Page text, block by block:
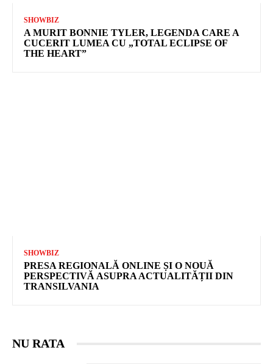
SHOWBIZ
A MURIT BONNIE TYLER, LEGENDA CARE A
CUCERIT LUMEA CU „TOTAL ECLIPSE OF
THE HEART”
SHOWBIZ
PRESA REGIONALĂ ONLINE ȘI O NOUĂ
PERSPECTIVĂ ASUPRA ACTUALITĂȚII DIN
TRANSILVANIA
NU RATA